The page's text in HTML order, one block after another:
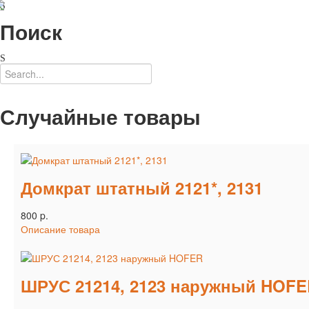
Поиск
Случайные товары
Домкрат штатный 2121*, 2131
800 p.
Описание товара
ШРУС 21214, 2123 наружный